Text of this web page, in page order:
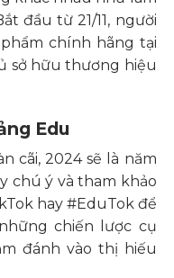
đầu từ 21/11, người
chính hãng tại
sở hữu thương hiệu
Edu
cãi, 2024 sẽ là năm
chú ý và tham khảo
hay #EduTok để
chiến lược cụ
đánh vào thị hiếu